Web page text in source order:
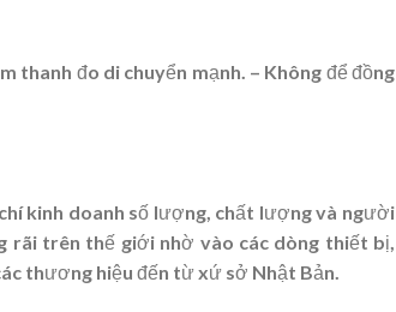
thanh đo di chuyển mạnh. – Không để đồng
kinh doanh số lượng, chất lượng và người
rãi trên thế giới nhờ vào các dòng thiết bị,
thương hiệu đến từ xứ sở Nhật Bản.